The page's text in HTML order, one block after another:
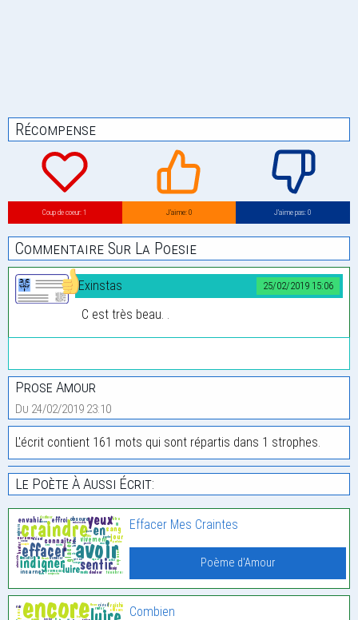
Récompense
Coup de coeur: 1 J’aime: 0 J’aime pas: 0
Commentaire Sur La Poesie
25/02/2019 15:06
Exinstas
C est très beau. .
Prose Amour
Du 24/02/2019 23:10
L'écrit contient 161 mots qui sont répartis dans 1 strophes.
Le Poète À Aussi Écrit:
Effacer Mes Craintes
Poème d'Amour
Combien